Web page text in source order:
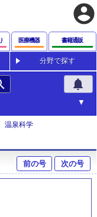
account_circle
医療機器 書籍通販
分野で探す
notifications
温泉科学
前の号 次の号